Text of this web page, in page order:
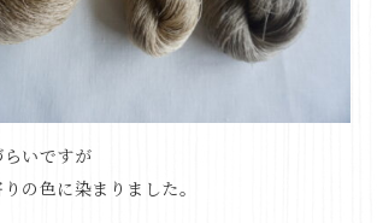
いですが
の色に染まりました。